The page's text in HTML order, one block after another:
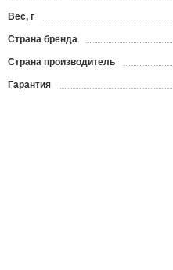
Вес, г
Страна бренда
Страна производитель
Гарантия